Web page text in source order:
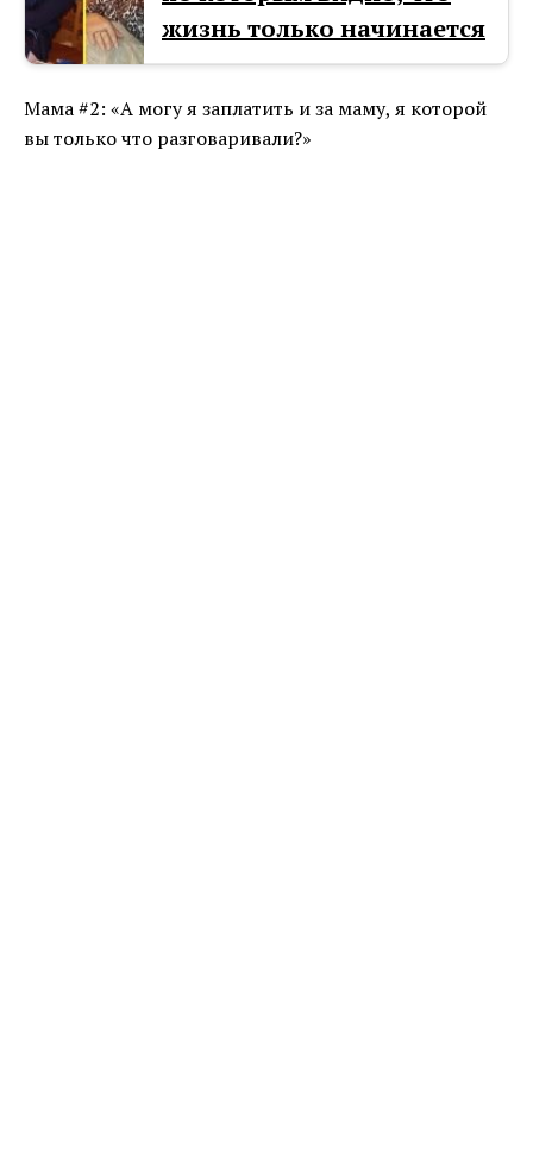
жизнь только начинается
Мама #2: «А могу я заплатить и за маму, я которой
вы только что разговаривали?»